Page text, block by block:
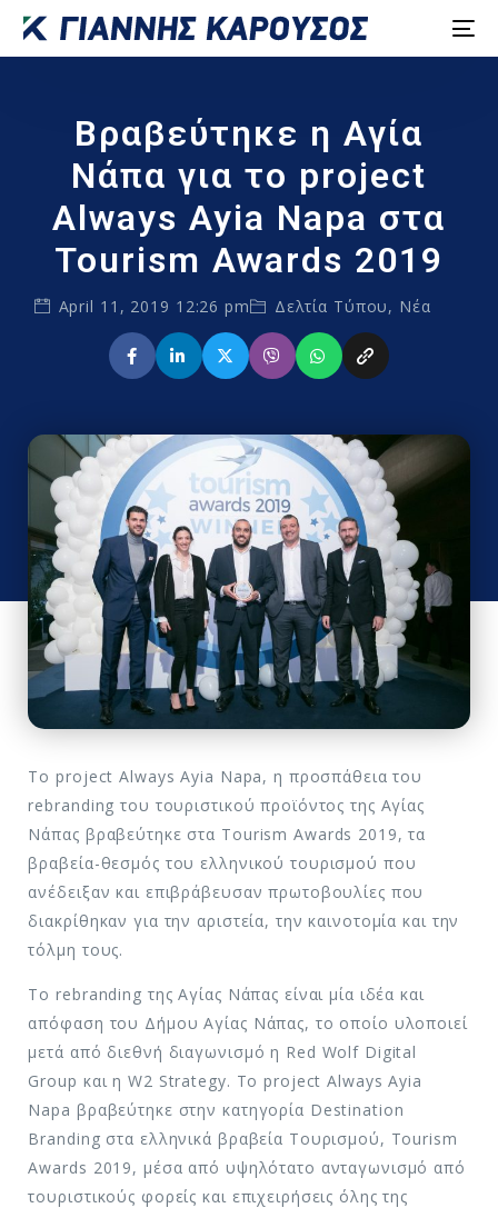
Βραβεύτηκε η Αγία
Νάπα για το project
Always Ayia Napa στα
Tourism Awards 2019
April 11, 2019 12:26 pm Δελτία Τύπου, Νέα
Το project Always Ayia Napa, η προσπάθεια του
rebranding του τουριστικού προϊόντος της Αγίας
Νάπας βραβεύτηκε στα Tourism Awards 2019, τα
βραβεία-θεσμός του ελληνικού τουρισμού που
ανέδειξαν και επιβράβευσαν πρωτοβουλίες που
διακρίθηκαν για την αριστεία, την καινοτομία και την
τόλμη τους.
Το rebranding της Αγίας Νάπας είναι μία ιδέα και
απόφαση του Δήμου Αγίας Νάπας, το οποίο υλοποιεί
μετά από διεθνή διαγωνισμό η Red Wolf Digital
Group και η W2 Strategy. Το project Always Ayia
Napa βραβεύτηκε στην κατηγορία Destination
Branding στα ελληνικά βραβεία Τουρισμού, Tourism
Awards 2019, μέσα από υψηλότατο ανταγωνισμό από
τουριστικούς φορείς και επιχειρήσεις όλης της